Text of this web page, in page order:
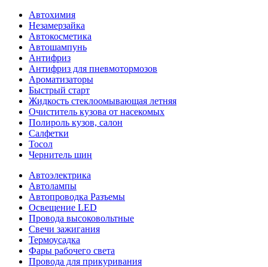
Автохимия
Незамерзайка
Автокосметика
Автошампунь
Антифриз
Антифриз для пневмотормозов
Ароматизаторы
Быстрый старт
Жидкость стеклоомывающая летняя
Очиститель кузова от насекомых
Полироль кузов, салон
Салфетки
Тосол
Чернитель шин
Автоэлектрика
Автолампы
Автопроводка Разъемы
Освещение LED
Провода высоковольтные
Свечи зажигания
Термоусадка
Фары рабочего света
Провода для прикуривания